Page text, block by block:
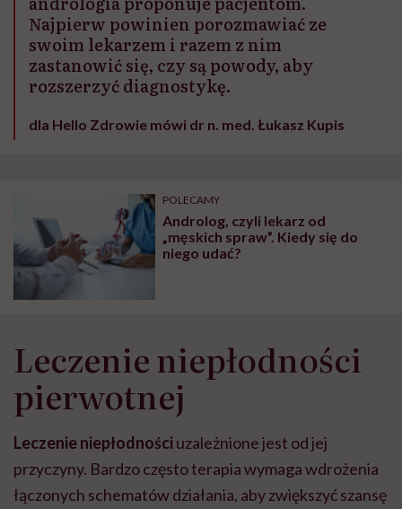
Najpierw powinien porozmawiać ze
swoim lekarzem i razem z nim
zastanowić się, czy są powody, aby
rozszerzyć diagnostykę.
dla Hello Zdrowie mówi dr n. med. Łukasz Kupis
POLECAMY
Androlog, czyli lekarz od
„męskich spraw”. Kiedy się do
niego udać?
Leczenie niepłodności
pierwotnej
Leczenie niepłodności uzależnione jest od jej
przyczyny. Bardzo często terapia wymaga wdrożenia
łączonych schematów działania, aby zwiększyć szansę